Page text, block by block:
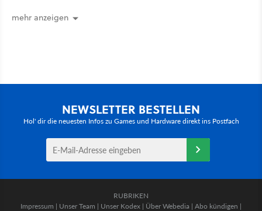
mehr anzeigen
NEWSLETTER BESTELLEN
Hol' dir die neuesten Infos zu Games und Hardware direkt ins Postfach
RUBRIKEN
Impressum | Unser Team | Unser Kodex | Über Webedia | Abo kündigen |